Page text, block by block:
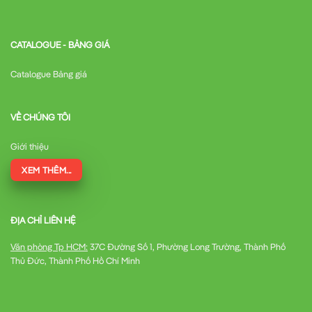
Đường dây cấp nguồn cho điều hòa nhiệt độ
Đường dây chiếu sáng
Đường dây ổ cắm
Bảo vệ cho các thiết bị điện gia dụng công suất lớn
CATALOGUE - BẢNG GIÁ
Catalogue Bảng giá
VỀ CHÚNG TÔI
Giới thiệu
XEM THÊM...
ĐỊA CHỈ LIÊN HỆ
Văn phòng Tp HCM: 37C Đường Số 1, Phường Long Trường, Thành Phố
Thủ Đức, Thành Phố Hồ Chí Minh